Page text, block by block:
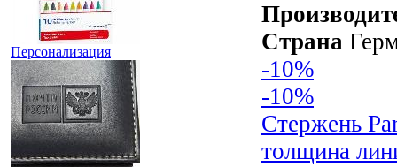
Персонализация
Страна
-10%
-10%
Стержень
толщина